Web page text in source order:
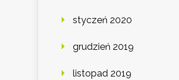
styczeń 2020
grudzień 2019
listopad 2019